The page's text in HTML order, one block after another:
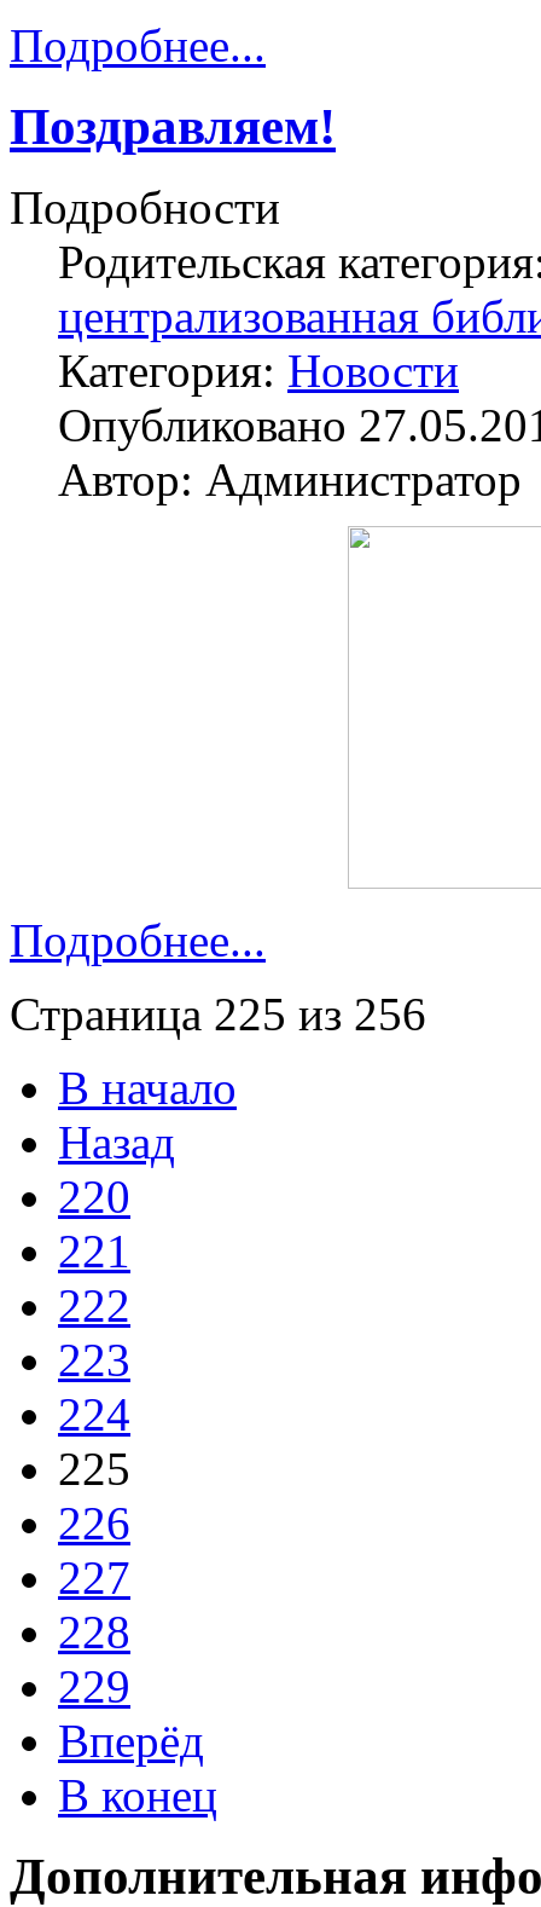
Подробнее...
Поздравляем!
Подробности
Родительская
централизованная
Категория: Новости
Опубликовано
Автор: Администратор
Подробнее...
Страница 225 из 256
В начало
Назад
220
221
222
223
224
225
226
227
228
229
Вперёд
В конец
Дополнительная